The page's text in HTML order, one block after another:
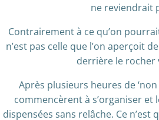
ne reviendrait
Contrairement à ce qu’on
n’est pas celle que l’on aperçoit
derrière le rocher
Après plusieurs heures de
commencèrent à s’organiser et
dispensées sans relâche. Ce n’est